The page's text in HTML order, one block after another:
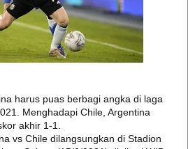
harus puas berbagi angka di laga
Menghadapi Chile, Argentina
akhir 1-1.
vs Chile dilangsungkan di Stadion